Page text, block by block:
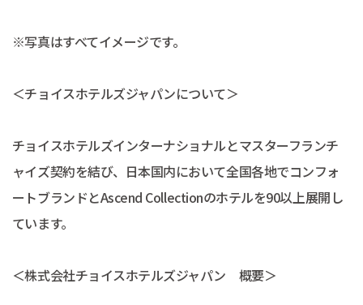
※写真はすべてイメージです。
＜チョイスホテルズジャパンについて＞
チョイスホテルズインターナショナルとマスターフランチ
ャイズ契約を結び、日本国内において全国各地でコンフォ
ートブランドとAscend Collectionのホテルを90以上展開し
ています。
＜株式会社チョイスホテルズジャパン 概要＞